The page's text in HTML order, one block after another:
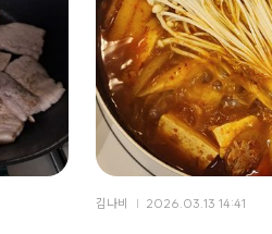
김나비 2026.03.13 14:41